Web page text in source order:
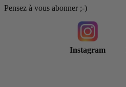
Pensez à vous abonner ;-)
Instagram